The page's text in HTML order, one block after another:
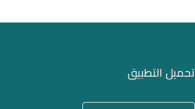
تحميل التطبيق